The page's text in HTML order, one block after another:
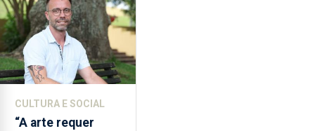
abertura
dos
museus
e
núcleos
integrados
na
CULTURA E SOCIAL
“A arte requer